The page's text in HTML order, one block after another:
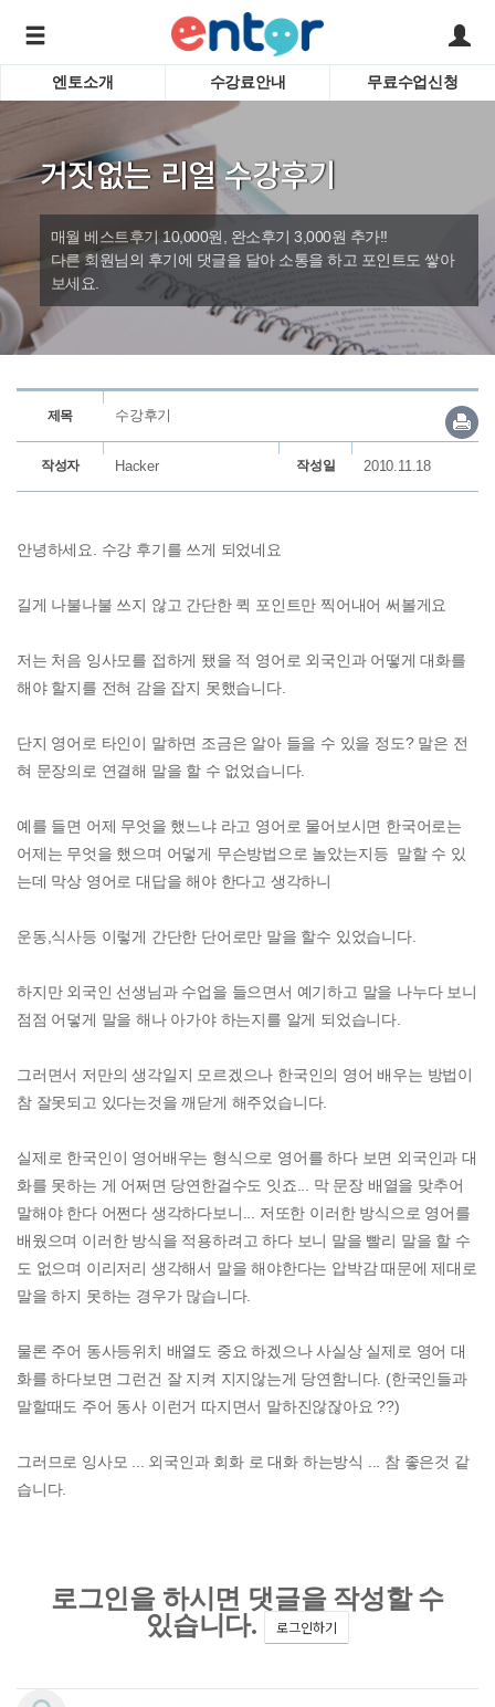
학습도우미 G1
바로가기
서비스안내
강사소개
회사소개
어린이
영자신
수업
엔토소개 수강료안내 무료수업신청
거짓없는 리얼 수강후기
매월 베스트후기 10,000원, 완소후기 3,000원 추가!!
다른 회원님의 후기에 댓글을 달아 소통을 하고 포인트도 쌓아
보세요.
제목 수강후기
작성자 Hacker 작성일 2010.11.18
안녕하세요. 수강 후기를 쓰게 되었네요
길게 나불나불 쓰지 않고 간단한 퀵 포인트만 찍어내어 써볼게요
저는 처음 잉사모를 접하게 됐을 적 영어로 외국인과 어떻게 대화를
해야 할지를 전혀 감을 잡지 못했습니다.
단지 영어로 타인이 말하면 조금은 알아 들을 수 있을 정도? 말은 전
혀 문장의로 연결해 말을 할 수 없었습니다.
예를 들면 어제 무엇을 했느냐 라고 영어로 물어보시면 한국어로는
어제는 무엇을 했으며 어덯게 무슨방법으로 놀았는지등 말할 수 있
는데 막상 영어로 대답을 해야 한다고 생각하니
운동,식사등 이렇게 간단한 단어로만 말을 할수 있었습니다.
하지만 외국인 선생님과 수업을 들으면서 예기하고 말을 나누다 보니
점점 어덯게 말을 해나 아가야 하는지를 알게 되었습니다.
그러면서 저만의 생각일지 모르겠으나 한국인의 영어 배우는 방법이
참 잘못되고 있다는것을 깨닫게 해주었습니다.
실제로 한국인이 영어배우는 형식으로 영어를 하다 보면 외국인과 대
화를 못하는 게 어쩌면 당연한걸수도 잇죠... 막 문장 배열을 맞추어
말해야 한다 어쩐다 생각하다보니... 저또한 이러한 방식으로 영어를
배웠으며 이러한 방식을 적용하려고 하다 보니 말을 빨리 말을 할 수
도 없으며 이리저리 생각해서 말을 해야한다는 압박감 때문에 제대로
말을 하지 못하는 경우가 많습니다.
물론 주어 동사등위치 배열도 중요 하겠으나 사실상 실제로 영어 대
화를 하다보면 그런건 잘 지켜 지지않는게 당연함니다. (한국인들과
말할때도 주어 동사 이런거 따지면서 말하진않잖아요 ??)
그러므로 잉사모 ... 외국인과 회화 로 대화 하는방식 ... 참 좋은것 같
습니다.